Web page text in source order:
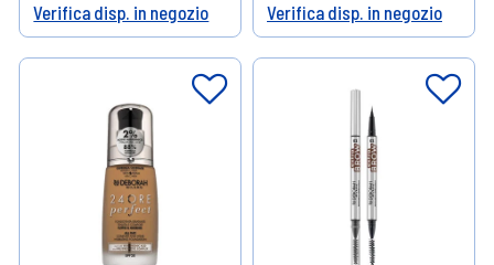
Help
Verifica disp. in negozio
Help
Verifica disp. in negozio